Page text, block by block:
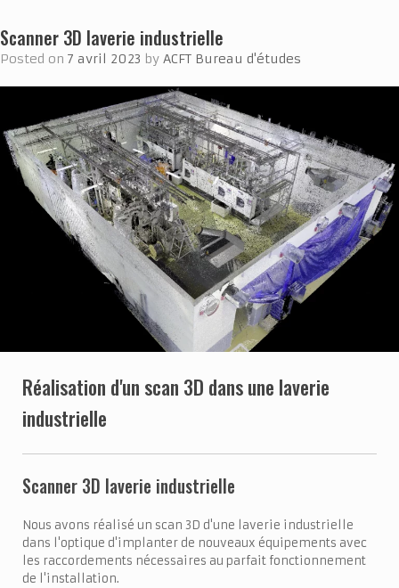
Scanner 3D laverie industrielle
Posted on 7 avril 2023 by ACFT Bureau d'études
Réalisation d'un scan 3D dans une laverie
industrielle
Scanner 3D laverie industrielle
Nous avons réalisé un scan 3D d'une laverie industrielle
dans l'optique d'implanter de nouveaux équipements avec
les raccordements nécessaires au parfait fonctionnement
de l'installation.